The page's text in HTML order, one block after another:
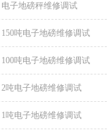
电子地磅秤维修调试
150吨电子地磅维修调试
100吨电子地磅维修调试
2吨电子地磅维修调试
1吨电子地磅维修调试